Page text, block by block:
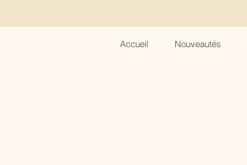
Accueil Nouveautés